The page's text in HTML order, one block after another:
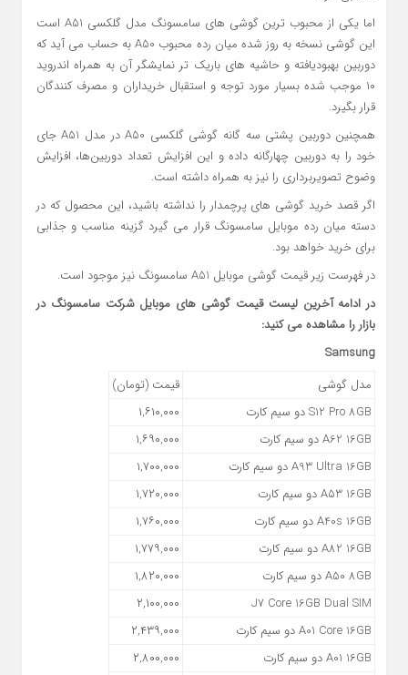
اما یکی از محبوب ترین گوشی های سامسونگ مدل گلکسی A51 است
این گوشی نسخه به روز شده میان رده محبوب A50 به حساب می آید که
دوربین بهبودیافته و حاشیه های باریک تر نمایشگر آن به‌ همراه اندروید
۱۰ موجب شده بسیار مورد توجه و استقبال خریداران و مصرف کنندگان
قرار بگیرد.
همچنین دوربین پشتی سه گانه گوشی گلکسی A50 در مدل A51 جای
خود را به دوربین چهارگانه داده و این افزایش تعداد دوربین‌ها، افزایش
وضوح تصویربرداری را نیز به همراه داشته است.
اگر قصد خرید گوشی های پرچمدار را نداشته باشید، این محصول که در
دسته میان رده موبایل سامسونگ قرار می گیرد گزینه مناسب و جذابی
برای خرید خواهد بود.
در فهرست زیر قیمت گوشی موبایل A51 سامسونگ نیز موجود است.
در ادامه آخرین لیست قیمت گوشی های موبایل شرکت سامسونگ در
بازار را مشاهده می کنید:
Samsung
مدل گوشی
قیمت (تومان)
S12 Pro 8GB دو سیم کارت
۱,۶۱۰,۰۰۰
A62 16GB دو سیم کارت
۱,۶۹۰,۰۰۰
A93 Ultra 16GB دو سیم کارت
۱,۷۰۰,۰۰۰
A53 16GB دو سیم کارت
۱,۷۲۰,۰۰۰
A40s 16GB دو سیم کارت
۱,۷۶۰,۰۰۰
A82 16GB دو سیم کارت
۱,۷۷۹,۰۰۰
A50 8GB دو سیم کارت
۱,۸۲۰,۰۰۰
J7 Core 16GB Dual SIM
۲,۱۰۰,۰۰۰
A01 Core 16GB دو سیم کارت
۲,۴۳۹,۰۰۰
A01 16GB دو سیم کارت
۲,۸۰۰,۰۰۰